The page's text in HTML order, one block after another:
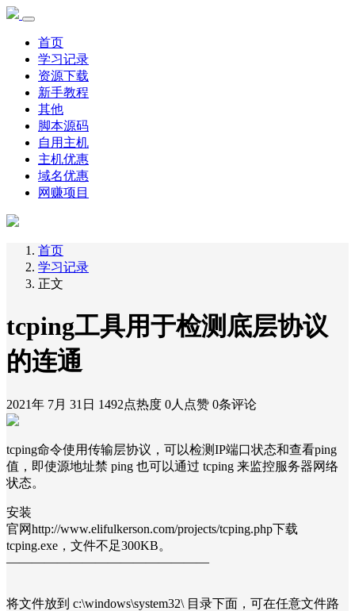
首页
学习记录
资源下载
新手教程
其他
脚本源码
自用主机
主机优惠
域名优惠
网赚项目
首页
学习记录
正文
tcping工具用于检测底层协议
的连通
2021年 7月 31日 1492点热度 0人点赞 0条评论
tcping命令使用传输层协议，可以检测IP端口状态和查看ping
值，即使源地址禁 ping 也可以通过 tcping 来监控服务器网络
状态。
安装
官网http://www.elifulkerson.com/projects/tcping.php下载
tcping.exe，文件不足300KB。
————————————————
将文件放到 c:\windows\system32\ 目录下面，可在任意文件路